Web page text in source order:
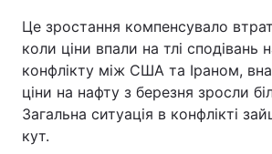
Здоров'я Туризм
Цікавинки Погода
Регіони
Лонгріди
Це зростання компенсувало
коли ціни впали на тлі сподівань
конфлікту між США та Іраном,
ціни на нафту з березня зросли
Загальна ситуація в конфлікті
кут.